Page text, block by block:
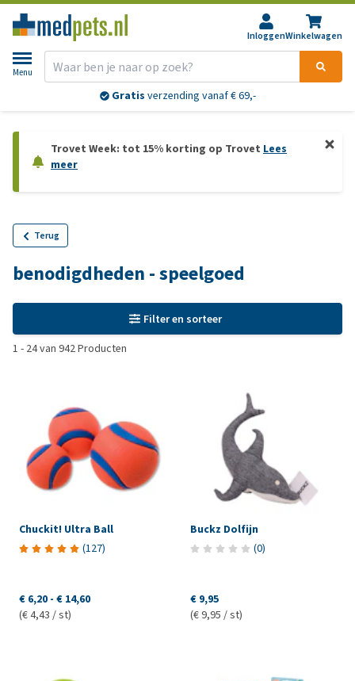
InloggenWinkelwagen
Menu
Gratis verzending vanaf € 69,-
Trovet Week: tot 15% korting op Trovet Lees
meer
Terug
benodigdheden - speelgoed
Filter en sorteer
1 - 24van 942Producten
Chuckit! Ultra Ball
(127)
€ 6,20 - € 14,60
(€ 4,43 / st)
Buckz Dolfijn
(0)
€ 9,95
(€ 9,95 / st)